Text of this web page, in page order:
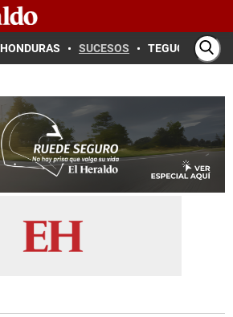
HONDURAS SUCESOS TEGUCIGALPA